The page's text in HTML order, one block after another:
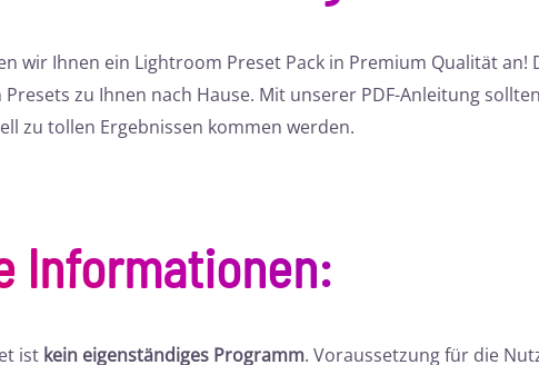
wir Ihnen ein Lightroom Preset Pack in Premium Qualität an!
zu Ihnen nach Hause. Mit unserer PDF-Anleitung
zu tollen Ergebnissen kommen werden.
Informationen:
ist kein eigenständiges Programm. Voraussetzung für die